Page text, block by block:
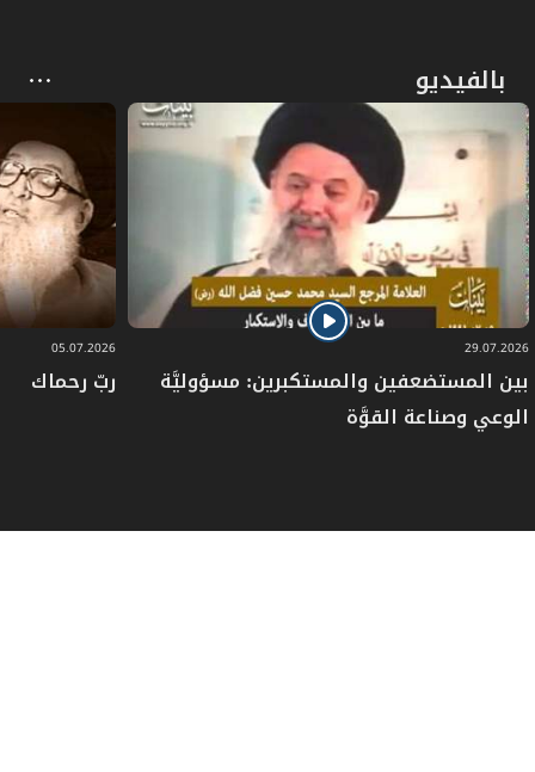
بالفيديو
29.07.2026
بين المستضعفين والمستكبرين: مسؤوليَّة
الوعي وصناعة القوَّة
05.07.2026
ربّ رحماك